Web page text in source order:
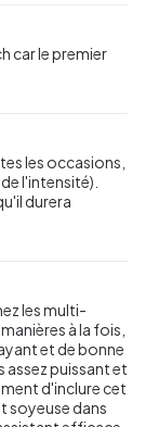
car le premier
les occasions,
l'intensité).
durera
les multi-
à la fois,
et de bonne
puissant et
d'inclure cet
soyeuse dans